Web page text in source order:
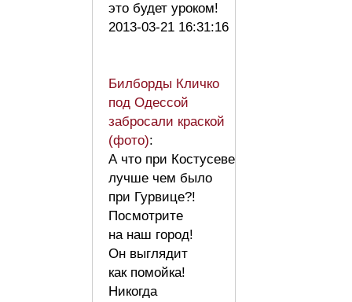
это будет уроком!
2013-03-21 16:31:16
Билборды Кличко
под Одессой
забросали краской
(фото):
А что при Костусеве
лучше чем было
при Гурвице?!
Посмотрите
на наш город!
Он выглядит
как помойка!
Никогда